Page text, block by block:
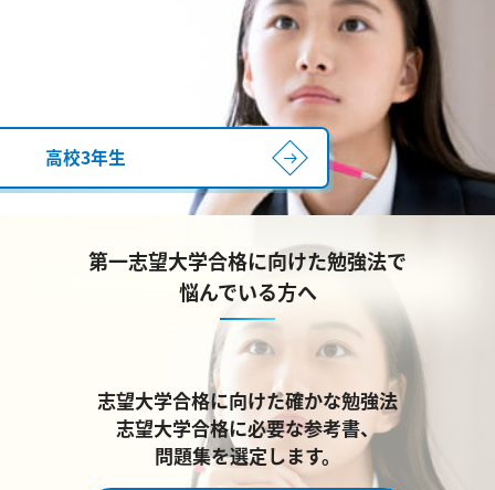
高校3年生
第一志望大学合格に向けた勉強法で
悩んでいる方へ
志望大学合格に向けた確かな勉強法
志望大学合格に必要な参考書、
問題集を選定します。